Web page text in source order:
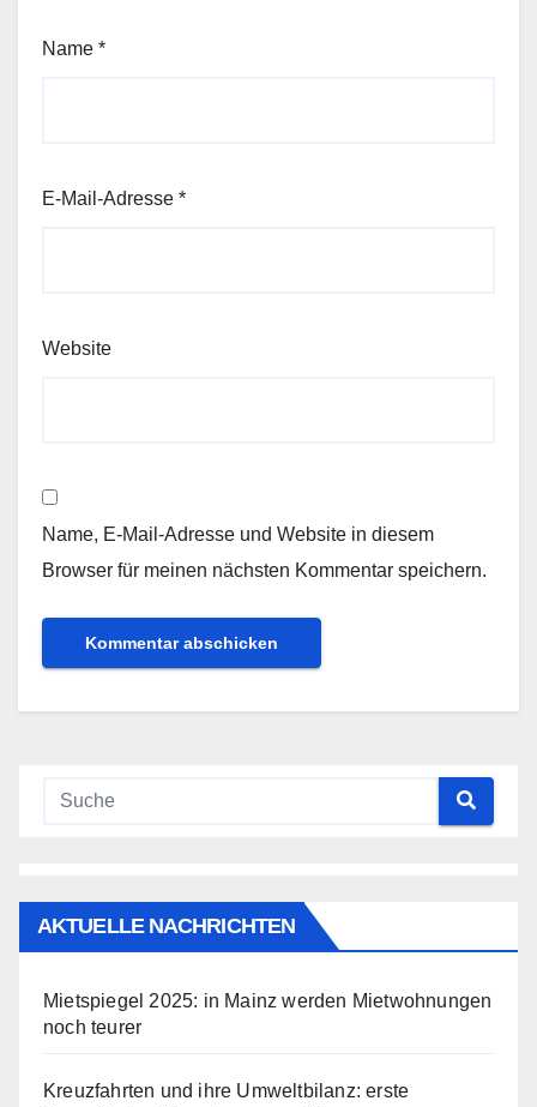
Name *
E-Mail-Adresse *
Website
Name, E-Mail-Adresse und Website in diesem
Browser für meinen nächsten Kommentar speichern.
AKTUELLE NACHRICHTEN
Mietspiegel 2025: in Mainz werden Mietwohnungen
noch teurer
Kreuzfahrten und ihre Umweltbilanz: erste